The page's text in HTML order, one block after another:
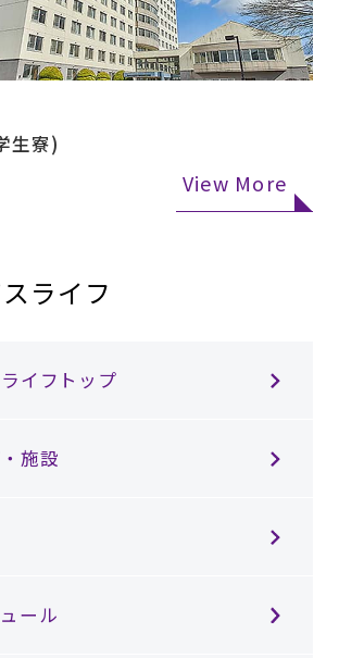
生寮)
View More
ライフ
イフトップ
施設
ール